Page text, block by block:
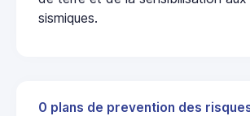
sismiques.
0 plans de prevention des